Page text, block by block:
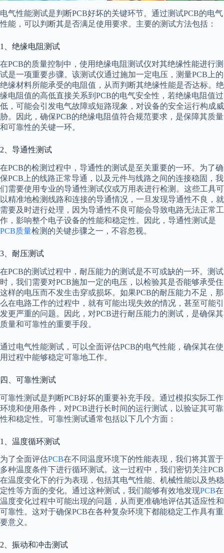
电气性能测试是判断PCB好坏的关键环节。通过测试PCB的电气
性能，可以判断其是否满足使用要求。主要的测试方法包括：
1、绝缘电阻测试
在PCB的质量控制中，使用绝缘电阻测试仪对其绝缘性能进行测
试是一项重要步骤。该测试仪通过施加一定电压，测量PCB上的
绝缘材料所能承受的电阻值，从而判断其绝缘性能是否达标。绝
缘电阻值的高低直接关系到PCB的电气安全性，若绝缘电阻值过
低，可能会引发电气故障或短路现象，对设备的安全运行构成威
胁。因此，确保PCB的绝缘电阻值符合规范要求，是保障其质量
和可靠性的关键一环。
2、导通性测试
在PCB的检测过程中，导通性的测试是至关重要的一环。为了确
保PCB上的线路正常导通，以及元件与线路之间的连接稳固，我
们需要使用专业的导通性测试仪或万用表进行检测。这些工具可
以精准地检测线路和连接的导通情况，一旦发现导通性不良，就
需要及时进行处理，因为导通性不良可能会导致电路无法正常工
作，影响整个电子设备的性能和稳定性。因此，导通性测试是
PCB质量检测的关键步骤之一，不容忽视。
3、耐压测试
在PCB的测试过程中，耐压能力的测试是不可或缺的一环。测试
时，我们需要对PCB施加一定的电压，以检验其是否能够承受住
这样的电压而不发生击穿或损坏。如果PCB的耐压能力不足，那
么在电路工作的过程中，就有可能出现失效的情况，甚至可能引
发更严重的问题。因此，对PCB进行耐压能力的测试，是确保其
质量和可靠性的重要手段。
通过电气性能测试，可以全面评估PCB的电气性能，确保其在使
用过程中能够稳定可靠地工作。
四、可靠性测试
可靠性测试是判断PCB好坏的重要补充手段。通过模拟实际工作
环境和使用条件，对PCB进行长时间的运行测试，以验证其可靠
性和稳定性。可靠性测试通常包括以下几个方面：
1、温度循环测试
为了全面评估PCB在不同温度环境下的性能表现，我们将其置于
多种温度条件下进行循环测试。这一过程中，我们密切关注PCB
在温度变化下的行为表现，包括其电气性能、机械性能以及热稳
定性等方面的变化。通过这种测试，我们能够有效地发现PCB在
温度变化过程中可能出现的问题，从而更准确地评估其适应性和
可靠性。这对于确保PCB在各种复杂环境下都能稳定工作具有重
要意义。
2、振动和冲击测试